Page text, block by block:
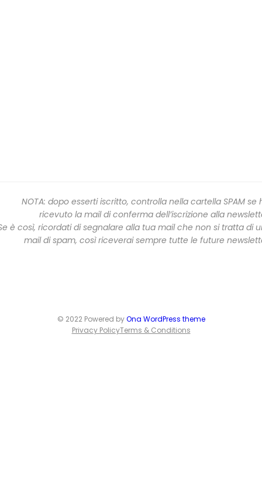
NOTA: dopo esserti iscritto, controlla nella cartella SPAM se
ricevuto la mail di conferma dell’iscrizione alla
è così, ricordati di segnalare alla tua mail che non si tratta di
mail di spam, così riceverai sempre tutte le future
© 2022 Powered byOna WordPress theme
Privacy PolicyTerms & Conditions